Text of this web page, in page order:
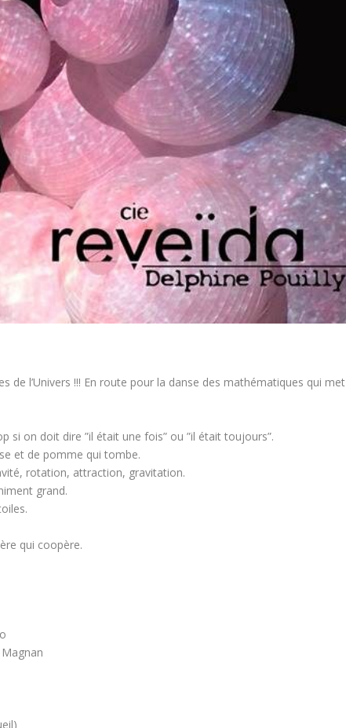
de l’Univers !!! En route pour la danse des mathématiques qui met
si on doit dire ”il était une fois” ou ”il était toujours”.
et de pomme qui tombe.
rotation, attraction, gravitation.
grand.
qui coopère.